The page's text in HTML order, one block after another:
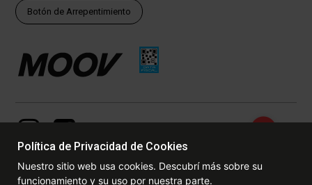
Botón de Arrepentimiento
Política de Privacidad de Cookies
Nuestro sitio web usa cookies. Descubrí más sobre su
funcionamiento y su uso por nuestra parte.